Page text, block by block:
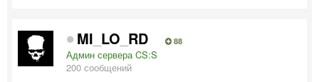
MI_LO_RD 88
Админ сервера CS:S
200 сообщений